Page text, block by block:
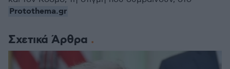
Σχετικά Άρθρα
Protothema.gr